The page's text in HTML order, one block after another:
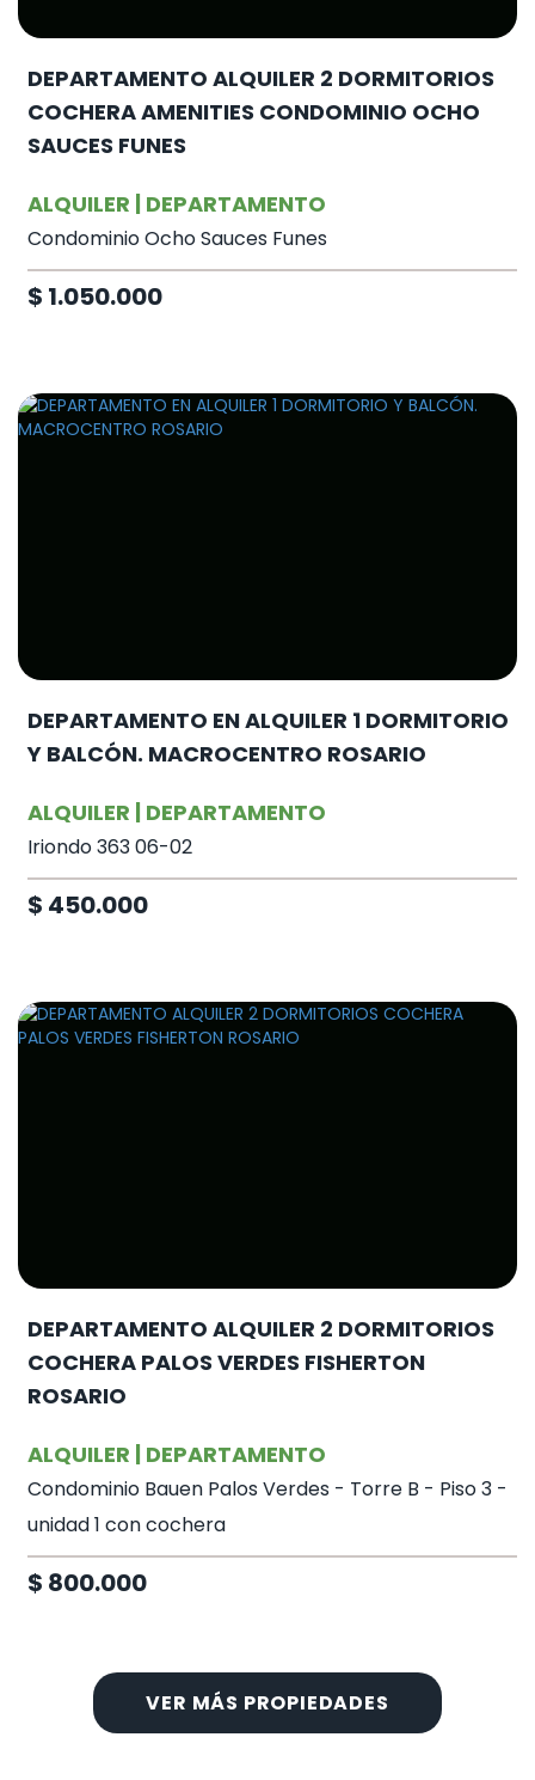
DEPARTAMENTO ALQUILER 2 DORMITORIOS
COCHERA AMENITIES CONDOMINIO OCHO
SAUCES FUNES
ALQUILER | DEPARTAMENTO
Condominio Ocho Sauces Funes
$ 1.050.000
DEPARTAMENTO EN ALQUILER 1 DORMITORIO
Y BALCÓN. MACROCENTRO ROSARIO
ALQUILER | DEPARTAMENTO
Iriondo 363 06-02
$ 450.000
DEPARTAMENTO ALQUILER 2 DORMITORIOS
COCHERA PALOS VERDES FISHERTON
ROSARIO
ALQUILER | DEPARTAMENTO
Condominio Bauen Palos Verdes - Torre B - Piso 3 -
unidad 1 con cochera
$ 800.000
VER MÁS PROPIEDADES